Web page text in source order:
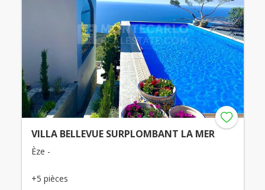
VILLA BELLEVUE SURPLOMBANT LA MER
Èze -
+5 pièces